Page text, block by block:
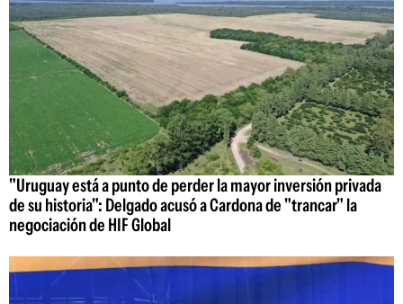
"Uruguay está a punto de perder la mayor inversión privada
de su historia": Delgado acusó a Cardona de "trancar" la
negociación de HIF Global